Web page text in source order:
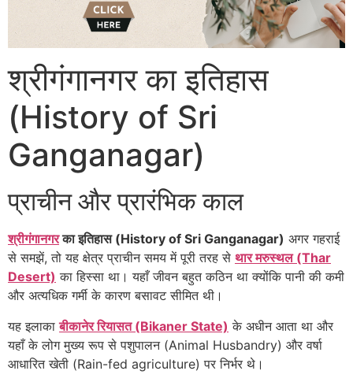
श्रीगंगानगर का इतिहास
(History of Sri
Ganganagar)
प्राचीन और प्रारंभिक काल
श्रीगंगानगरका इतिहास (History of Sri Ganganagar) अगर गहराई
से समझें, तो यह क्षेत्र प्राचीन समय में पूरी तरह से थार मरुस्थल (Thar
Desert) का हिस्सा था। यहाँ जीवन बहुत कठिन था क्योंकि पानी की कमी
और अत्यधिक गर्मी के कारण बसावट सीमित थी।
यह इलाकाबीकानेर रियासत (Bikaner State) के अधीन आता था और
यहाँ के लोग मुख्य रूप से पशुपालन (Animal Husbandry) और वर्षा
आधारित खेती (Rain-fed agriculture) पर निर्भर थे।